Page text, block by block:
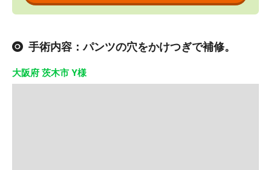
手術内容：パンツの穴をかけつぎで補修。
大阪府 茨木市 Y様